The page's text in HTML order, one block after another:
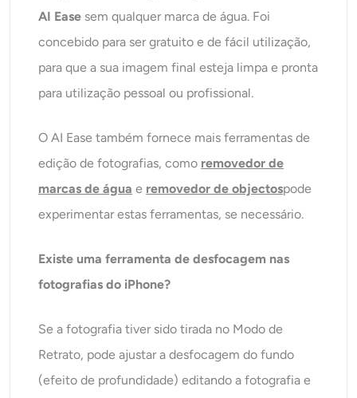
AI Ease sem qualquer marca de água. Foi
concebido para ser gratuito e de fácil utilização,
para que a sua imagem final esteja limpa e pronta
para utilização pessoal ou profissional.
O AI Ease também fornece mais ferramentas de
edição de fotografias, como removedor de
marcas de água e removedor de objectospode
experimentar estas ferramentas, se necessário.
Existe uma ferramenta de desfocagem nas
fotografias do iPhone?
Se a fotografia tiver sido tirada no Modo de
Retrato, pode ajustar a desfocagem do fundo
(efeito de profundidade) editando a fotografia e